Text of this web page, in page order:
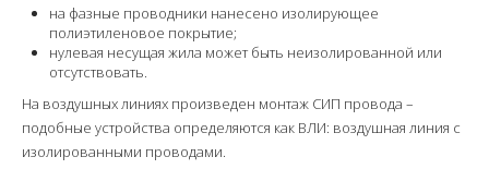
Прокладка кабеля
Монтаж светильников
Замена электросчётчиков
Установка розеток-выключателей
на фазные проводники нанесено изолирующее
полиэтиленовое покрытие;
нулевая несущая жила может быть неизолированной или
отсутствовать.
На воздушных линиях произведен монтаж СИП провода –
подобные устройства определяются как ВЛИ: воздушная линия с
изолированными проводами.